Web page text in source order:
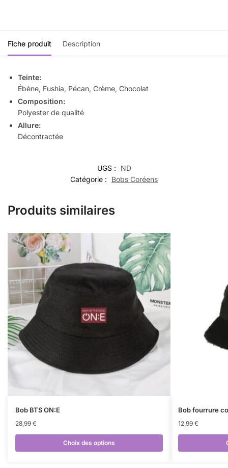
Fiche produit Description
Teinte:
Ébène, Fushia, Pécan, Crème, Chocolat
Composition:
Polyester de qualité
Allure:
Décontractée
UGS :
ND
Catégorie :
Bobs Coréens
Produits similaires
Bob BTS ON:E
28,99 €
Choix des options
Bob fourrure
12,99 €